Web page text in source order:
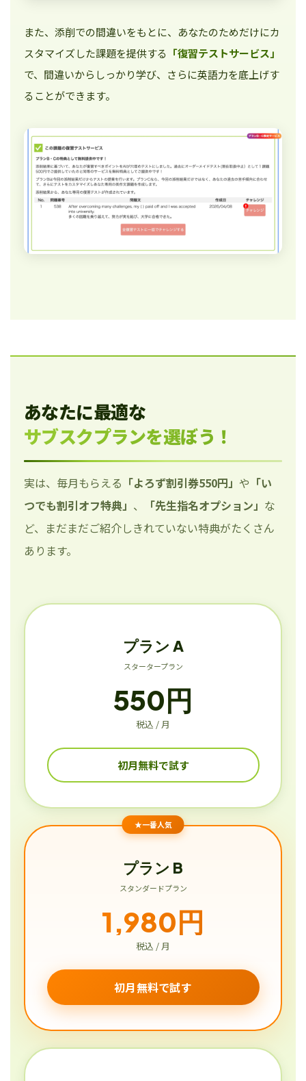
また、添削での間違いをもとに、あなたのためだけにカ
スタマイズした課題を提供する 「復習テストサービス」
で、間違いからしっかり学び、さらに英語力を底上げす
ることができます。
あなたに最適な
サブスクプランを選ぼう！
実は、毎月もらえる 「よろず割引券550円」 や 「い
つでも割引オフ特典」 、 「先生指名オプション」 な
ど、まだまだご紹介しきれていない特典がたくさん
あります。
プラン A
スタータープラン
550円
税込 / 月
初月無料で試す
★一番人気
プラン B
スタンダードプラン
1,980円
税込 / 月
初月無料で試す